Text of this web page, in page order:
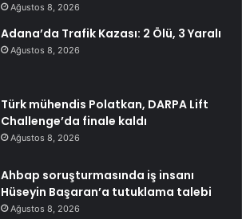
Ağustos 8, 2026
Adana’da Trafik Kazası: 2 Ölü, 3 Yaralı
Ağustos 8, 2026
Türk mühendis Polatkan, DARPA Lift
Challenge’da finale kaldı
Ağustos 8, 2026
Ahbap soruşturmasında iş insanı
Hüseyin Başaran’a tutuklama talebi
Ağustos 8, 2026